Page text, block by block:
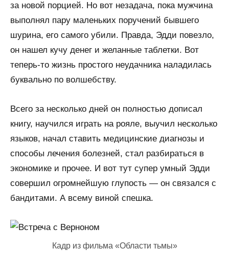
за новой порцией. Но вот незадача, пока мужчина
выполнял пару маленьких поручений бывшего
шурина, его самого убили. Правда, Эдди повезло,
он нашел кучу денег и желанные таблетки. Вот
теперь-то жизнь простого неудачника наладилась
буквально по волшебству.
Всего за несколько дней он полностью дописал
книгу, научился играть на рояле, выучил несколько
языков, начал ставить медицинские диагнозы и
способы лечения болезней, стал разбираться в
экономике и прочее. И вот тут супер умный Эдди
совершил огромнейшую глупость — он связался с
бандитами. А всему виной спешка.
Кадр из фильма «Области тьмы»